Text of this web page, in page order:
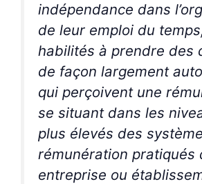
indépendance dans
de leur emploi du
habilités à prendre des
de façon largement
qui perçoivent une
se situant dans les
plus élevés des
rémunération pratiqués
entreprise ou